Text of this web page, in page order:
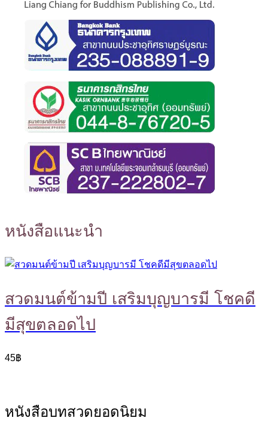
หนังสือแนะนำ
สวดมนต์ข้ามปี เสริมบุญบารมี โชคดี
มีสุขตลอดไป
45฿
หนังสือบทสวดยอดนิยม